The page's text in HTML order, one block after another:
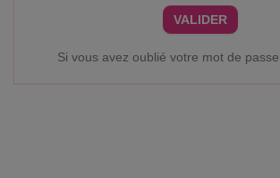
VALIDER
Si vous avez oublié votre mot de passe,